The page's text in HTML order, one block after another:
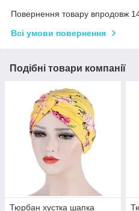
Повернення товару впродовж
Всі умови повернення
Подібні товари компанії
Тюрбан хустка шапка